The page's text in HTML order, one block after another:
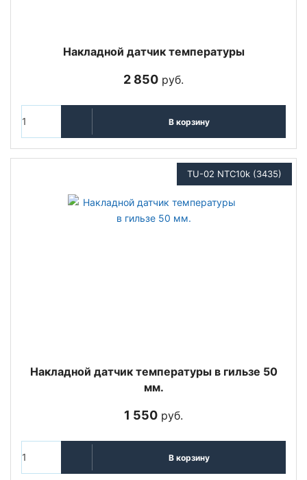
Накладной датчик температуры
2 850 руб.
В корзину
TU-02 NTC10k (3435)
Накладной датчик температуры в гильзе 50
мм.
1 550 руб.
В корзину